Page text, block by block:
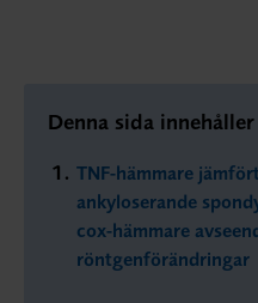
Denna sida
TNF-hämmare
ankyloserande
cox-hämmare
röntgenförändringar